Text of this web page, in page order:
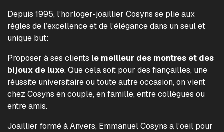
Depuis 1995, l’horloger-joaillier Cosyns se plie aux
règles de l’excellence et de l’élégance dans un seul et
unique but:
Proposer à ses clients le meilleur des montres et des
bijoux de luxe. Que cela soit pour des fiançailles, une
réussite universitaire ou toute autre occasion, on vient
chez Cosyns en couple, en famille, entre collègues ou
entre amis.
Joaillier formé à Anvers, Emmanuel Cosyns a l’oeil pour